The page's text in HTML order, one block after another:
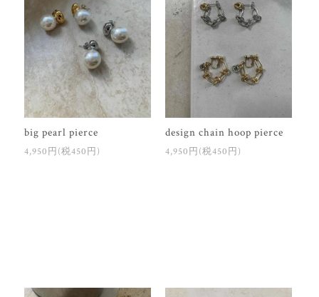
big pearl pierce
4,950円(税450円)
design chain hoop pierce
4,950円(税450円)